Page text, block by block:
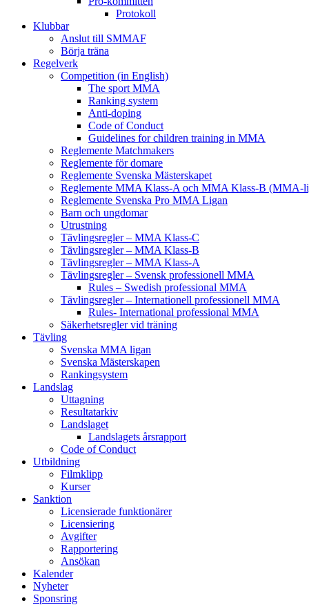
Protokoll
Klubbar
Anslut till SMMAF
Börja träna
Regelverk
Competition (in English)
The sport MMA
Ranking system
Anti-doping
Code of Conduct
Guidelines for children training in MMA
Reglemente Matchmakers
Reglemente för domare
Reglemente Svenska Mästerskapet
Reglemente MMA Klass-A och MMA Klass-B (MMA-
Reglemente Svenska Pro MMA Ligan
Barn och ungdomar
Utrustning
Tävlingsregler – MMA Klass-C
Tävlingsregler – MMA Klass-B
Tävlingsregler – MMA Klass-A
Tävlingsregler – Svensk professionell MMA
Rules – Swedish professional MMA
Tävlingsregler – Internationell professionell MMA
Rules- International professional MMA
Säkerhetsregler vid träning
Tävling
Svenska MMA ligan
Svenska Mästerskapen
Rankingsystem
Landslag
Uttagning
Resultatarkiv
Landslaget
Landslagets årsrapport
Code of Conduct
Utbildning
Filmklipp
Kurser
Sanktion
Licensierade funktionärer
Licensiering
Avgifter
Rapportering
Ansökan
Kalender
Nyheter
Sponsring